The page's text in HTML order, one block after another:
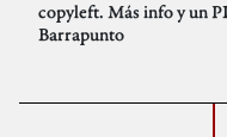
copyleft. Más info y un
Barrapunto